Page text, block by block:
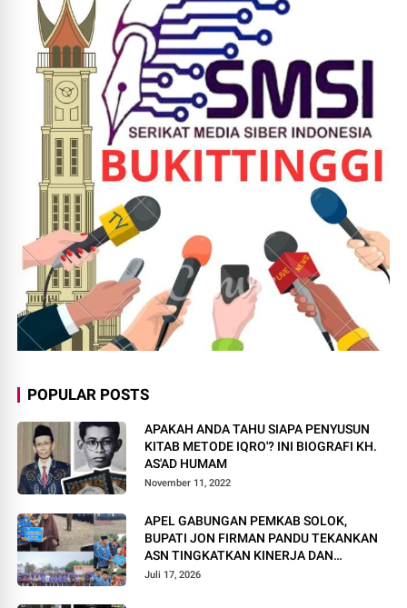
POPULAR POSTS
APAKAH ANDA TAHU SIAPA PENYUSUN
KITAB METODE IQRO'? INI BIOGRAFI KH.
AS'AD HUMAM
November 11, 2022
APEL GABUNGAN PEMKAB SOLOK,
BUPATI JON FIRMAN PANDU TEKANKAN
ASN TINGKATKAN KINERJA DAN
PELAYANAN MASYARAKAT.
Juli 17, 2026